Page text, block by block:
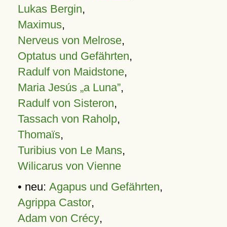
Lukas Bergin,
Maximus,
Nerveus von Melrose,
Optatus und Gefährten,
Radulf von Maidstone,
Maria Jesús „a Luna”,
Radulf von Sisteron,
Tassach von Raholp,
Thomaïs,
Turibius von Le Mans,
Wilicarus von Vienne
• neu: Agapus und Gefährten,
Agrippa Castor,
Adam von Crécy,